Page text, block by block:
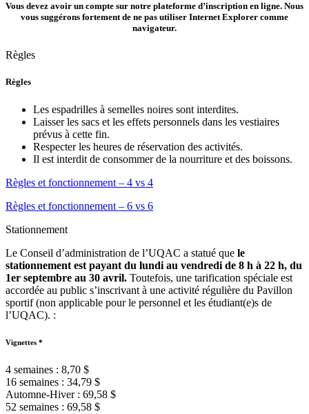
Vous devez avoir un compte sur notre plateforme d’inscription en ligne. Nous
vous suggérons fortement de ne pas utiliser Internet Explorer comme
navigateur.
Règles
Règles
Les espadrilles à semelles noires sont interdites.
Laisser les sacs et les effets personnels dans les vestiaires
prévus à cette fin.
Respecter les heures de réservation des activités.
Il est interdit de consommer de la nourriture et des boissons.
Règles et fonctionnement – 4 vs 4
Règles et fonctionnement – 6 vs 6
Stationnement
Le Conseil d’administration de l’UQAC a statué que le
stationnement est payant du lundi au vendredi de 8 h à 22 h, du
1er septembre au 30 avril. Toutefois, une tarification spéciale est
accordée au public s’inscrivant à une activité régulière du Pavillon
sportif (non applicable pour le personnel et les étudiant(e)s de
l’UQAC). :
Vignettes *
4 semaines : 8,70 $
16 semaines : 34,79 $
Automne-Hiver : 69,58 $
52 semaines : 69,58 $